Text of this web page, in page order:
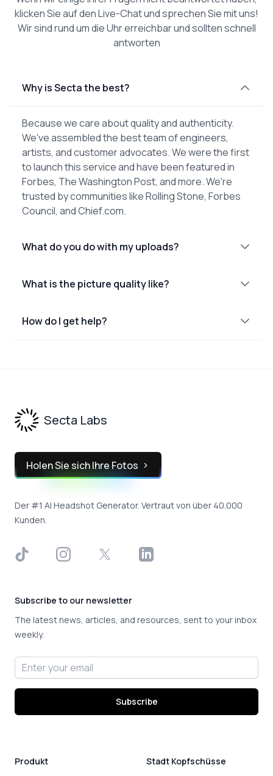
klicken Sie auf den Live-Chat und sprechen Sie mit uns!
Wir sind rund um die Uhr erreichbar und sollten schnell
antworten
Why is Secta the best?
Because we care about quality and authenticity.
We've assembled the best team of engineers,
artists, and customer advocates. We were the first
to launch this service and have been featured in
Forbes, The Washington Post, and more. We're
trusted by communities like Rolling Stone, Forbes
Council, and Chief.com.
What do you do with my uploads?
What is the picture quality like?
How do I get help?
Secta Labs
Holen Sie sich Ihre Fotos
Der #1 AI Headshot Generator. Vertraut von über 40.000
Kunden.
TikTok InstagramX LinkedIn
Subscribe to our newsletter
The latest news, articles, and resources, sent to your inbox
weekly.
Email address
Subscribe
Produkt Stadt Kopfschüsse